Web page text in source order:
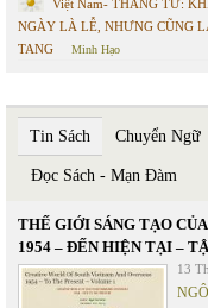
Việt Nam- THÁNG TƯ:
NGÀY LÀ LỄ, NHƯNG CŨNG
TANG
Minh Hạo
Tin Sách Chuyển Ngữ
Đọc Sách - Mạn Đàm
THẾ GIỚI SÁNG TẠO
1954 – ĐẾN HIỆN TẠI –
13